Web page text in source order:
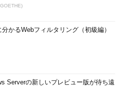
かるWebフィルタリング（初級編）
Serverの新しいプレビュー版が待ち遠